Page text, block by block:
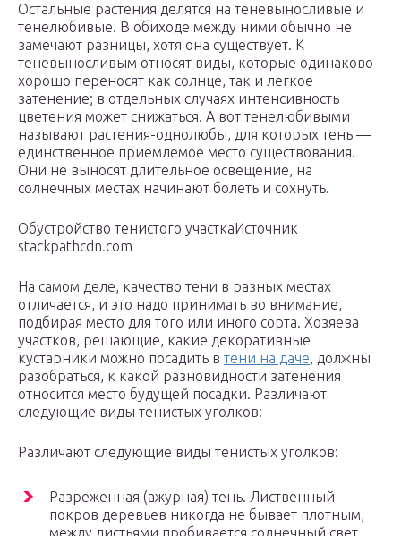
Остальные растения делятся на теневыносливые и
тенелюбивые. В обиходе между ними обычно не
замечают разницы, хотя она существует. К
теневыносливым относят виды, которые одинаково
хорошо переносят как солнце, так и легкое
затенение; в отдельных случаях интенсивность
цветения может снижаться. А вот тенелюбивыми
называют растения-однолюбы, для которых тень —
единственное приемлемое место существования.
Они не выносят длительное освещение, на
солнечных местах начинают болеть и сохнуть.
Обустройство тенистого участкаИсточник
stackpathcdn.com
На самом деле, качество тени в разных местах
отличается, и это надо принимать во внимание,
подбирая место для того или иного сорта. Хозяева
участков, решающие, какие декоративные
кустарники можно посадить в тени на даче, должны
разобраться, к какой разновидности затенения
относится место будущей посадки. Различают
следующие виды тенистых уголков:
Различают следующие виды тенистых уголков:
Разреженная (ажурная) тень. Лиственный
покров деревьев никогда не бывает плотным,
между листьями пробивается солнечный свет.